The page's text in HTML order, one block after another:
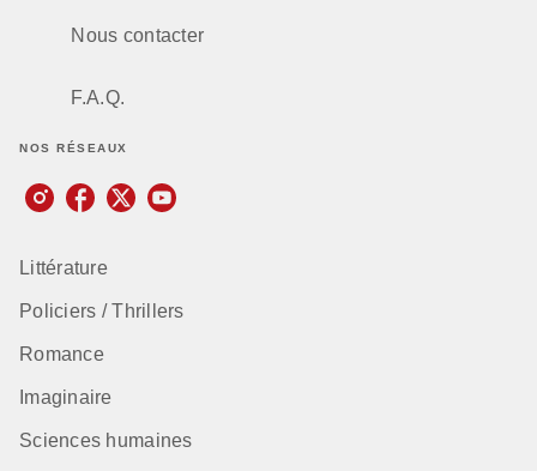
Nous contacter
F.A.Q.
NOS RÉSEAUX
Littérature
Policiers / Thrillers
Romance
Imaginaire
Sciences humaines